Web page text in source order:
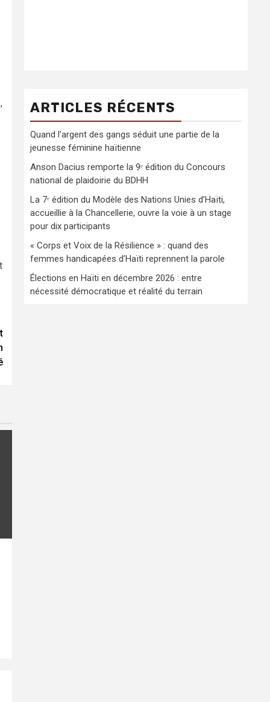
ARTICLES RÉCENTS
Quand l’argent des gangs séduit une partie de la
jeunesse féminine haïtienne
Anson Dacius remporte la 9ᵉ édition du Concours
national de plaidoirie du BDHH
La 7ᵉ édition du Modèle des Nations Unies d’Haïti,
accueillie à la Chancellerie, ouvre la voie à un stage
pour dix participants
« Corps et Voix de la Résilience » : quand des
femmes handicapées d’Haïti reprennent la parole
Élections en Haïti en décembre 2026 : entre
nécessité démocratique et réalité du terrain